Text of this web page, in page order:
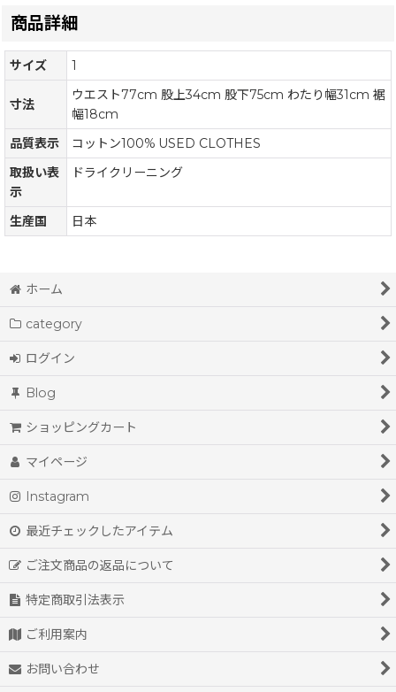
商品詳細
サイズ 1
寸法
ウエスト77cm 股上34cm 股下75cm わたり幅31cm 裾
幅18cm
品質表示
コットン100% USED CLOTHES
取扱い表
示
ドライクリーニング
生産国 日本
ホーム
category
ログイン
Blog
ショッピングカート
マイページ
Instagram
最近チェックしたアイテム
ご注文商品の返品について
特定商取引法表示
ご利用案内
お問い合わせ